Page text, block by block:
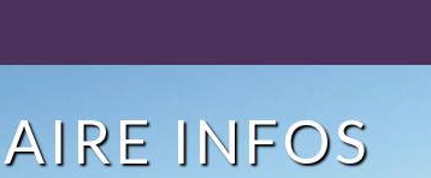
INFOS